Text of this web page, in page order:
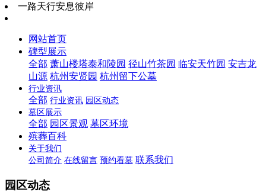
一路天行安息彼岸
网站首页
碑型展示
全部 萧山楼塔泰和陵园 径山竹茶园 临安天竹园 安吉龙
山源 杭州安贤园 杭州留下公墓
行业资讯
全部 行业资讯 园区动态
墓区展示
全部 园区景观 墓区环境
殡葬百科
关于我们
公司简介 在线留言 预约看墓 联系我们
园区动态